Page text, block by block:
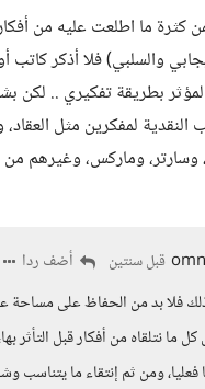
ما اطلعت عليه من
والسلبي) فلا أذكر كاتب
بطريقة تفكيري .. لكن
النقدية لمفكرين مثل
وسارتر، وماركس، وغيرهم
قبل سنتين
أضف ردا
فلا بد من الحفاظ على مساحة
ما نتلقاه من أفكار قبل التأثر
فعليا، ومن ثم إنتقاء ما يتناسب